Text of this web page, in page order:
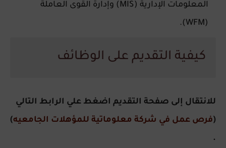
المعلومات الإدارية (MIS) وإدارة القوى العاملة
(WFM).
كيفية التقديم على الوظائف
للانتقال إلى صفحة التقديم اضغط علي الرابط التالي
(فرص عمل في شركة معلوماتية للمؤهلات الجامعيه)
.